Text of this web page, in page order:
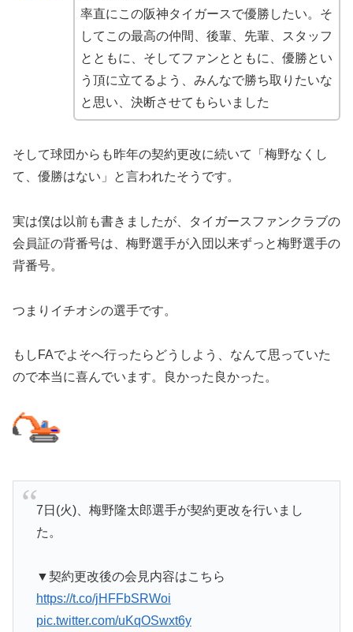
率直にこの阪神タイガースで優勝したい。そ
してこの最高の仲間、後輩、先輩、スタッフ
とともに、そしてファンとともに、優勝とい
う頂に立てるよう、みんなで勝ち取りたいな
と思い、決断させてもらいました
そして球団からも昨年の契約更改に続いて「梅野なくし
て、優勝はない」と言われたそうです。
実は僕は以前も書きましたが、タイガースファンクラブの
会員証の背番号は、梅野選手が入団以来ずっと梅野選手の
背番号。
つまりイチオシの選手です。
もしFAでよそへ行ったらどうしよう、なんて思っていた
ので本当に喜んでいます。良かった良かった。
7日(火)、梅野隆太郎選手が契約更改を行いまし
た。
▼契約更改後の会見内容はこちら
https://t.co/jHFFbSRWoi
pic.twitter.com/uKqOSwxt6y